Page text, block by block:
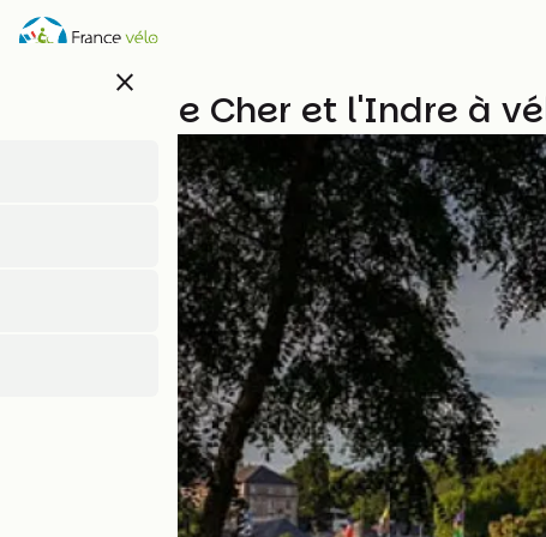
Direkt
zum
close
La Loire, le Cher et l'Indre à